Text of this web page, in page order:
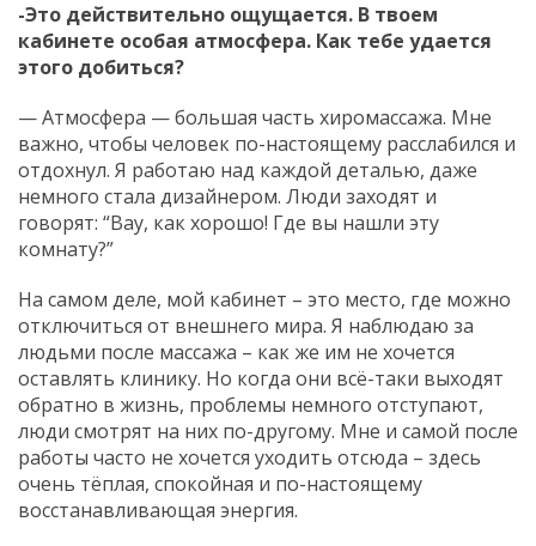
-Это действительно ощущается. В твоем
кабинете особая атмосфера. Как тебе удается
этого добиться?
— Атмосфера — большая часть хиромассажа. Мне
важно, чтобы человек по-настоящему расслабился и
отдохнул. Я работаю над каждой деталью, даже
немного стала дизайнером. Люди заходят и
говорят: “Вау, как хорошо! Где вы нашли эту
комнату?”
На самом деле, мой кабинет – это место, где можно
отключиться от внешнего мира. Я наблюдаю за
людьми после массажа – как же им не хочется
оставлять клинику. Но когда они всё-таки выходят
обратно в жизнь, проблемы немного отступают,
люди смотрят на них по-другому. Мне и самой после
работы часто не хочется уходить отсюда – здесь
очень тёплая, спокойная и по-настоящему
восстанавливающая энергия.